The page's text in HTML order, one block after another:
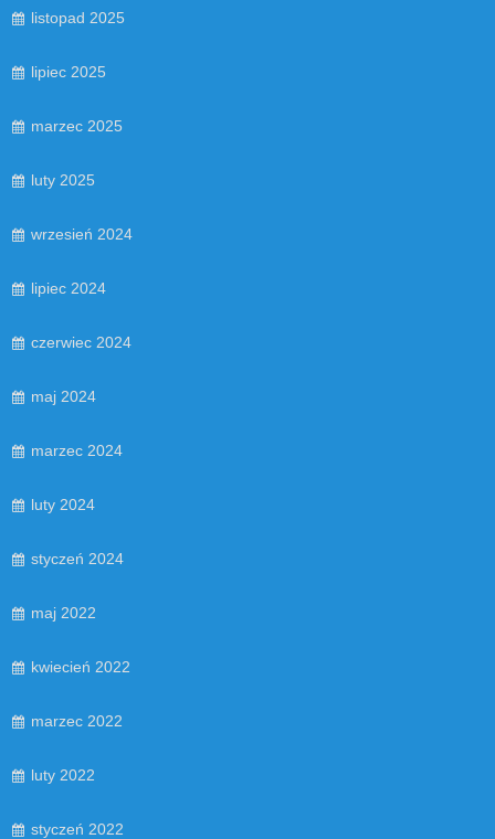
listopad 2025
lipiec 2025
marzec 2025
luty 2025
wrzesień 2024
lipiec 2024
czerwiec 2024
maj 2024
marzec 2024
luty 2024
styczeń 2024
maj 2022
kwiecień 2022
marzec 2022
luty 2022
styczeń 2022